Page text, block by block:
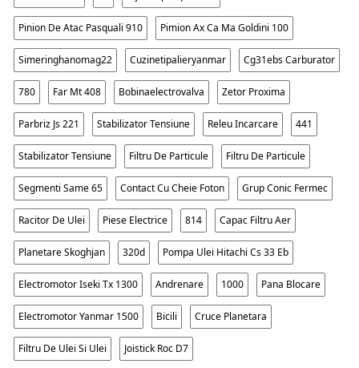
Pinion De Atac Pasquali 910 Pimion Ax Ca Ma Goldini 100
Simeringhanomag22 Cuzinetipalieryanmar Cg31ebs Carburator
780 Far Mt 408 Bobinaelectrovalva Zetor Proxima
Parbriz Js 221 Stabilizator Tensiune Releu Incarcare 441
Stabilizator Tensiune Filtru De Particule Filtru De Particule
Segmenti Same 65 Contact Cu Cheie Foton Grup Conic Fermec
Racitor De Ulei Piese Electrice 814 Capac Filtru Aer
Planetare Skoghjan 320d Pompa Ulei Hitachi Cs 33 Eb
Electromotor Iseki Tx 1300 Andrenare 1000 Pana Blocare
Electromotor Yanmar 1500 Bicili Cruce Planetara
Filtru De Ulei Si Ulei Joistick Roc D7